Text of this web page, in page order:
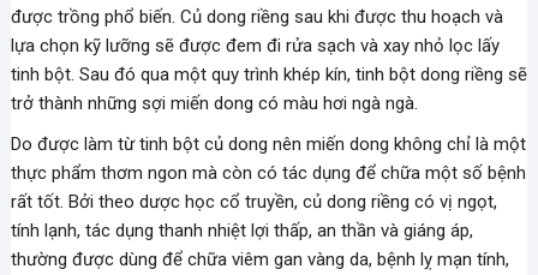
được trồng phổ biến. Củ dong riềng sau khi được thu hoạch và
lựa chọn kỹ lưỡng sẽ được đem đi rửa sạch và xay nhỏ lọc lấy
tinh bột. Sau đó qua một quy trình khép kín, tinh bột dong riềng sẽ
trở thành những sợi miến dong có màu hơi ngà ngà.
Do được làm từ tinh bột củ dong nên miến dong không chỉ là một
thực phẩm thơm ngon mà còn có tác dụng để chữa một số bệnh
rất tốt. Bởi theo dược học cổ truyền, củ dong riềng có vị ngọt,
tính lạnh, tác dụng thanh nhiệt lợi thấp, an thần và giáng áp,
thường được dùng để chữa viêm gan vàng da, bệnh lỵ mạn tính,